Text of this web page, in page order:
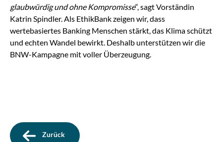
glaubwürdig und ohne Kompromisse“, sagt Vorständin
Katrin Spindler. Als EthikBank zeigen wir, dass
wertebasiertes Banking Menschen stärkt, das Klima schützt
und echten Wandel bewirkt. Deshalb unterstützen wir die
BNW-Kampagne mit voller Überzeugung.
Zurück